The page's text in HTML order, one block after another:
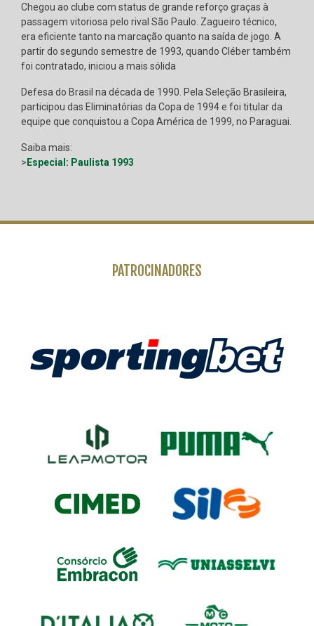
Chegou ao clube com status de grande reforço graças à
passagem vitoriosa pelo rival São Paulo. Zagueiro técnico,
era eficiente tanto na marcação quanto na saída de jogo. A
partir do segundo semestre de 1993, quando Cléber também
foi contratado, iniciou a mais sólida
Defesa do Brasil na década de 1990. Pela Seleção Brasileira,
participou das Eliminatórias da Copa de 1994 e foi titular da
equipe que conquistou a Copa América de 1999, no Paraguai.
Saiba mais:
> Especial: Paulista 1993
PATROCINADORES